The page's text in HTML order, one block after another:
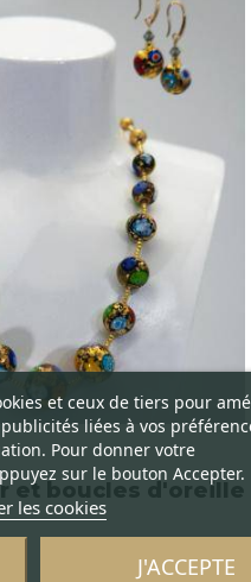
et boucles d'oreille
et ceux de tiers pour
liées à vos
Pour donner votre
sur le bouton Accepter.
les cookies
J'ACCEPTE